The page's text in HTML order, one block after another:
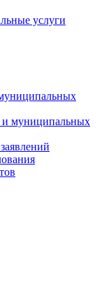
услуги
и муниципальных